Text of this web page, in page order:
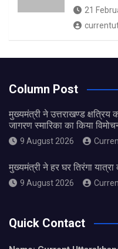
21
Column Post
मुख्यमंत्री ने उत्तराखण्ड क्षत्रिय
जागरण स्मारिका का किया
9 August 2026
मुख्यमंत्री ने हर घर तिरंगा यात्रा
9 August 2026
Quick Contact